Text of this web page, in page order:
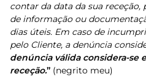
contar da data da sua
de informação ou
dias úteis. Em caso de
pelo Cliente, a denúncia
denúncia válida considera-se
receção.” (negrito meu)